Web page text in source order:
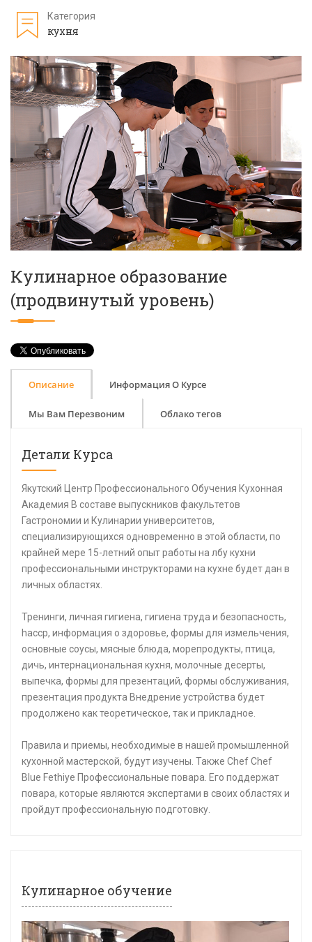
Категория
кухня
Кулинарное образование
(продвинутый уровень)
Описание Информация О Курсе
Мы Вам Перезвоним Облако тегов
Детали Курса
Якутский Центр Профессионального Обучения Кухонная
Академия В составе выпускников факультетов
Гастрономии и Кулинарии университетов,
специализирующихся одновременно в этой области, по
крайней мере 15-летний опыт работы на лбу кухни
профессиональными инструкторами на кухне будет дан в
личных областях.
Тренинги, личная гигиена, гигиена труда и безопасность,
haccp, информация о здоровье, формы для измельчения,
основные соусы, мясные блюда, морепродукты, птица,
дичь, интернациональная кухня, молочные десерты,
выпечка, формы для презентаций, формы обслуживания,
презентация продукта Внедрение устройства будет
продолжено как теоретическое, так и прикладное.
Правила и приемы, необходимые в нашей промышленной
кухонной мастерской, будут изучены. Также Chef Chef
Blue Fethiye Профессиональные повара. Его поддержат
повара, которые являются экспертами в своих областях и
пройдут профессиональную подготовку.
Кулинарное обучение